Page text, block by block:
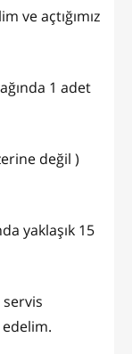
ve açtığımız
1 adet
değil )
yaklaşık 15
servis